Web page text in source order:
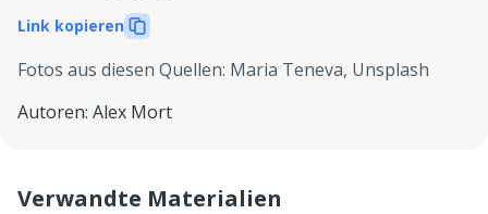
Link kopieren
Fotos aus diesen Quellen: Maria Teneva, Unsplash
Autoren: Alex Mort
Verwandte Materialien